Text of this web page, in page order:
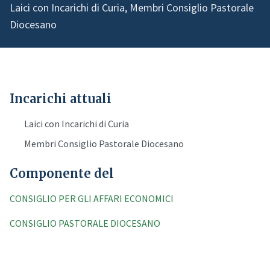
Laici con Incarichi di Curia, Membri Consiglio Pastorale
Diocesano
Incarichi attuali
Laici con Incarichi di Curia
Membri Consiglio Pastorale Diocesano
Componente del
CONSIGLIO PER GLI AFFARI ECONOMICI
CONSIGLIO PASTORALE DIOCESANO